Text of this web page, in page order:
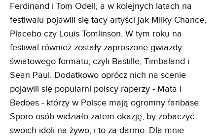
Ferdinand i Tom Odell, a w kolejnych latach na
festiwalu pojawili się tacy artyści jak Milky Chance,
Placebo czy Louis Tomlinson. W tym roku na
festiwal również zostały zaproszone gwiazdy
światowego formatu, czyli Bastille, Timbaland i
Sean Paul. Dodatkowo oprócz nich na scenie
pojawili się popularni polscy raperzy - Mata i
Bedoes - którzy w Polsce mają ogromny fanbase.
Sporo osób widziało zatem okazję, by zobaczyć
swoich idoli na żywo, i to za darmo. Dla mnie